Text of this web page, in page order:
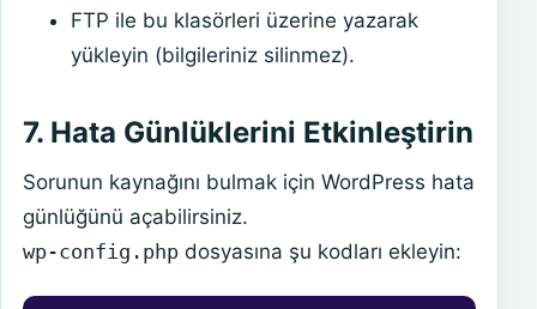
FTP ile bu klasörleri üzerine yazarak
yükleyin (bilgileriniz silinmez).
7. Hata Günlüklerini Etkinleştirin
Sorunun kaynağını bulmak için WordPress hata
günlüğünü açabilirsiniz.
wp-config.php dosyasına şu kodları ekleyin: